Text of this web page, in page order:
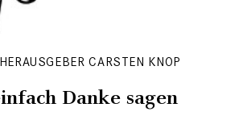
CARSTEN KNOP
Danke sagen